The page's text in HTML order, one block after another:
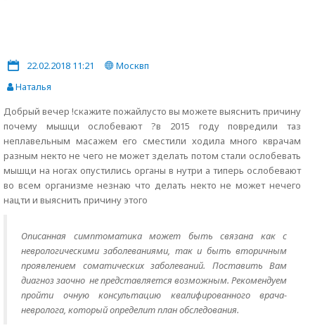
22.02.2018 11:21
Москвп
Наталья
Добрый вечер !скажите пожайлусто вы можете выяснить причину
почему мышци ослобевают ?в 2015 году повредили таз
неплавельным масажем его сместили ходила много кврачам
разным некто не чего не может зделать потом стали ослобевать
мышци на ногах опустились органы в нутри а типерь ослобевают
во всем организме незнаю что делать некто не может нечего
нацти и выяснить причину этого
Описанная симптоматика может быть связана как с
неврологическими заболеваниями, так и быть вторичным
проявлением соматических заболеваний. Поставить Вам
диагноз заочно не представляется возможным. Рекомендуем
пройти очную консультацию квалифированного врача-
невролога, который определит план обследования.